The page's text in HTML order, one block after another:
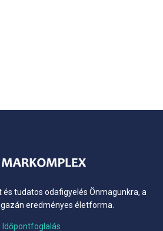
tudatos odafigyelés Önmagunkra, a
eredményes életforma.
Időpontfoglalás